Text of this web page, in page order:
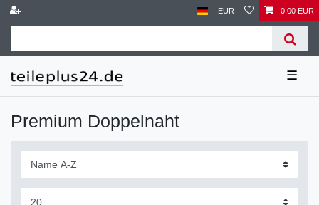
EUR 0,00 EUR
☰
Premium Doppelnaht